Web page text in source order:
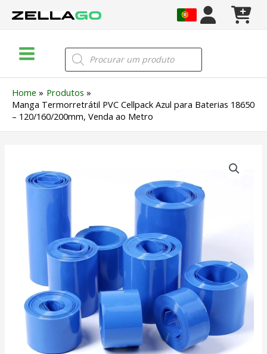
Menu
Products
search
Home
Produtos
Manga Termorretrátil PVC Cellpack Azul para Baterias 18650
– 120/160/200mm, Venda ao Metro
Manga
Termorretrátil
PVC
Cellpack
Baterias
18650
120/160/200mm,
Venda
Metro